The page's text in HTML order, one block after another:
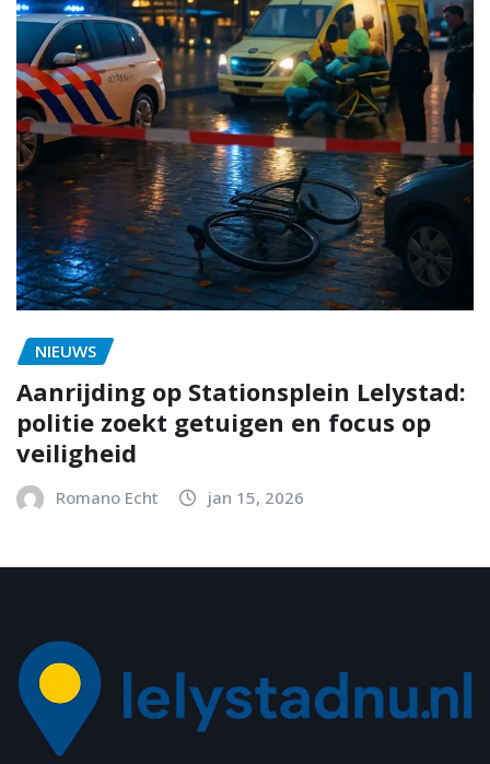
NIEUWS
Aanrijding op Stationsplein Lelystad:
politie zoekt getuigen en focus op
veiligheid
Romano Echt jan 15, 2026